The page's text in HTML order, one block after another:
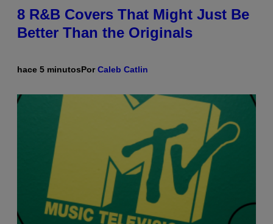
8 R&B Covers That Might Just Be
Better Than the Originals
hace 5 minutosPorCaleb Catlin